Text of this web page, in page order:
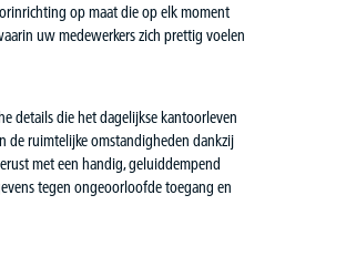
op maat die op elk moment
uw medewerkers zich prettig voelen
details die het dagelijkse kantoorleven
de ruimtelijke omstandigheden dankzij
met een handig, geluiddempend
tegen ongeoorloofde toegang en